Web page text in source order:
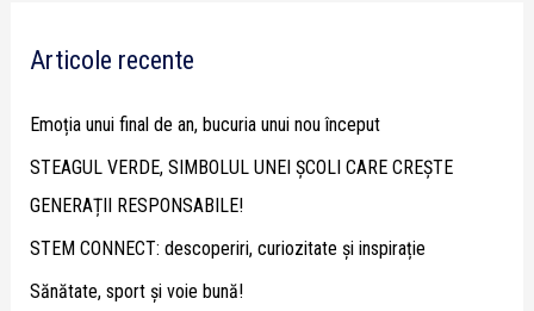
c
o
r
:
Articole recente
Emoția unui final de an, bucuria unui nou început
STEAGUL VERDE, SIMBOLUL UNEI ȘCOLI CARE CREȘTE
GENERAȚII RESPONSABILE!
STEM CONNECT: descoperiri, curiozitate și inspirație
Sănătate, sport și voie bună!